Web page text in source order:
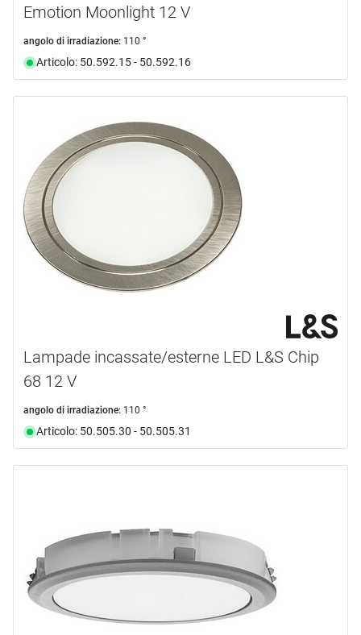
Emotion Moonlight 12 V
angolo di irradiazione: 110 °
Articolo: 50.592.15 - 50.592.16
Lampade incassate/esterne LED L&S Chip
68 12 V
angolo di irradiazione: 110 °
Articolo: 50.505.30 - 50.505.31